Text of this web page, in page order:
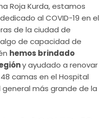
Roja Kurda, estamos
al COVID-19 en el
de la ciudad de
de capacidad de
hemos brindado
y ayudado a renovar
camas en el Hospital
general más grande de la